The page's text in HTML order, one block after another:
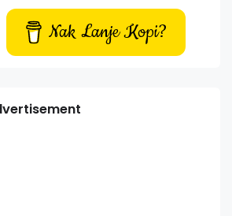
Nak Lanje Kopi?